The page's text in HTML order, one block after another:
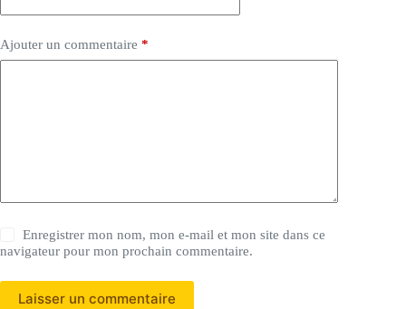
Ajouter un commentaire *
Enregistrer mon nom, mon e-mail et mon site dans ce
navigateur pour mon prochain commentaire.
Laisser un commentaire